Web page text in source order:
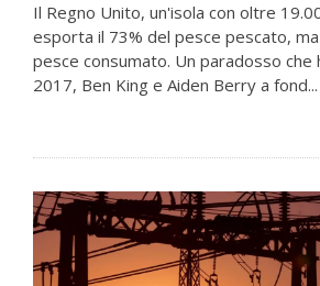
Il Regno Unito, un'isola con oltre
esporta il 73% del pesce pescato,
pesce consumato. Un paradosso che
2017, Ben King e Aiden Berry a fond...